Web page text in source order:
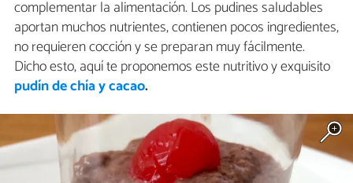
complementar la alimentación. Los pudines saludables
aportan muchos nutrientes, contienen pocos ingredientes,
no requieren cocción y se preparan muy fácilmente.
Dicho esto, aquí te proponemos este nutritivo y exquisito
pudín de chía y cacao.